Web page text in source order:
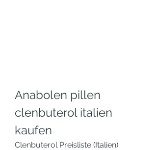
Anabolen pillen
clenbuterol italien
kaufen
Clenbuterol Preisliste (Italien)